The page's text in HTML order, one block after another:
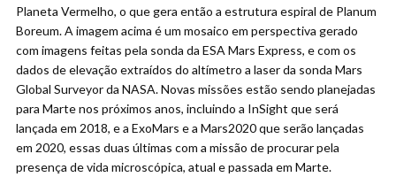
Planeta Vermelho, o que gera então a estrutura espiral de Planum
Boreum. A imagem acima é um mosaico em perspectiva gerado
com imagens feitas pela sonda da ESA Mars Express, e com os
dados de elevação extraídos do altímetro a laser da sonda Mars
Global Surveyor da NASA. Novas missões estão sendo planejadas
para Marte nos próximos anos, incluindo a InSight que será
lançada em 2018, e a ExoMars e a Mars2020 que serão lançadas
em 2020, essas duas últimas com a missão de procurar pela
presença de vida microscópica, atual e passada em Marte.